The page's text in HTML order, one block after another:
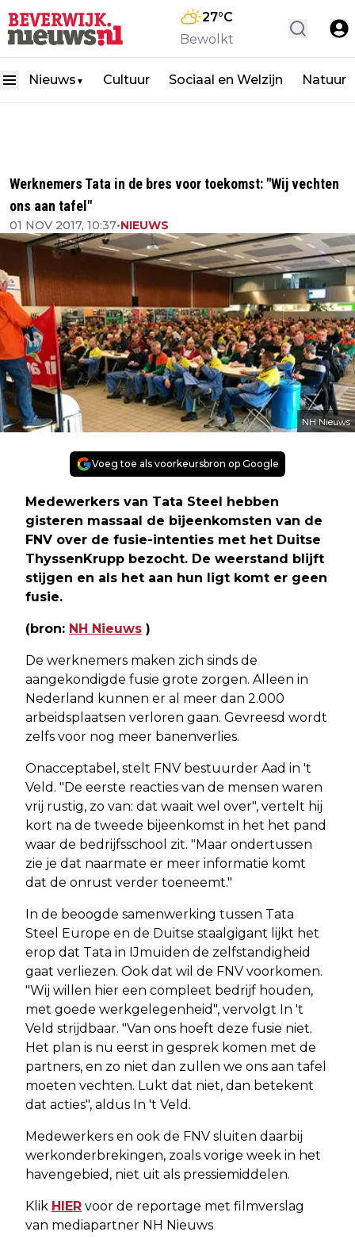
27°C
Bewolkt
Nieuws ▼ Cultuur Sociaal en Welzijn Natuur
Werknemers Tata in de bres voor toekomst: "Wij vechten
ons aan tafel"
01 NOV 2017, 10:37•NIEUWS
NH Nieuws
Voeg toe als voorkeursbron op Google
Medewerkers van Tata Steel hebben
gisteren massaal de bijeenkomsten van de
FNV over de fusie-intenties met het Duitse
ThyssenKrupp bezocht. De weerstand blijft
stijgen en als het aan hun ligt komt er geen
fusie.
(bron: NH Nieuws )
De werknemers maken zich sinds de
aangekondigde fusie grote zorgen. Alleen in
Nederland kunnen er al meer dan 2.000
arbeidsplaatsen verloren gaan. Gevreesd wordt
zelfs voor nog meer banenverlies.
Onacceptabel, stelt FNV bestuurder Aad in 't
Veld. "De eerste reacties van de mensen waren
vrij rustig, zo van: dat waait wel over", vertelt hij
kort na de tweede bijeenkomst in het het pand
waar de bedrijfsschool zit. "Maar ondertussen
zie je dat naarmate er meer informatie komt
dat de onrust verder toeneemt."
In de beoogde samenwerking tussen Tata
Steel Europe en de Duitse staalgigant lijkt het
erop dat Tata in IJmuiden de zelfstandigheid
gaat verliezen. Ook dat wil de FNV voorkomen.
"Wij willen hier een compleet bedrijf houden,
met goede werkgelegenheid", vervolgt In 't
Veld strijdbaar. "Van ons hoeft deze fusie niet.
Het plan is nu eerst in gesprek komen met de
partners, en zo niet dan zullen we ons aan tafel
moeten vechten. Lukt dat niet, dan betekent
dat acties", aldus In 't Veld.
Medewerkers en ook de FNV sluiten daarbij
werkonderbrekingen, zoals vorige week in het
havengebied, niet uit als pressiemiddelen.
Klik HIER voor de reportage met filmverslag
van mediapartner NH Nieuws